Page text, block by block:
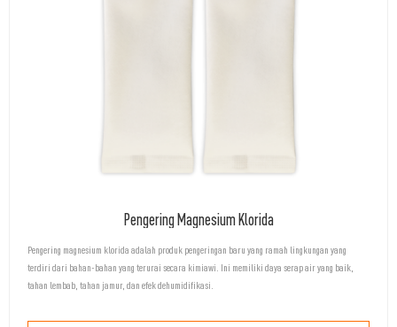
Pengering Magnesium Klorida
Pengering magnesium klorida adalah produk pengeringan baru yang ramah lingkungan yang
terdiri dari bahan-bahan yang terurai secara kimiawi. Ini memiliki daya serap air yang baik,
tahan lembab, tahan jamur, dan efek dehumidifikasi.